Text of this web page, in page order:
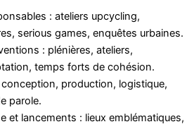
: ateliers upcycling,
serious games, enquêtes urbaines.
: plénières, ateliers,
temps forts de cohésion.
production, logistique,
parole.
et lancements : lieux emblématiques,